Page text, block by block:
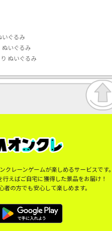
いぐるみ
ぬいぐるみ
ぬいぐるみ
クレーンゲームが楽しめるサービスです
えばご自宅に獲得した景品をお届け！
の方でも安心して楽しめます。